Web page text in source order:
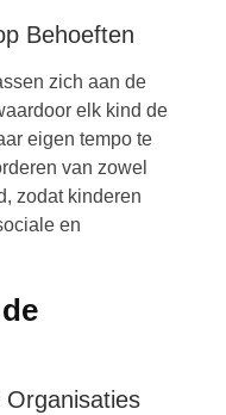
Behoeften
zich aan de
elk kind de
eigen tempo te
van zowel
zodat kinderen
en
Organisaties